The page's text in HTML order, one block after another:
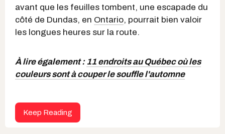
avant que les feuilles tombent, une escapade du
côté de Dundas, en Ontario, pourrait bien valoir
les longues heures sur la route.
À lire également : 11 endroits au Québec où les
couleurs sont à couper le souffle l'automne
Keep Reading